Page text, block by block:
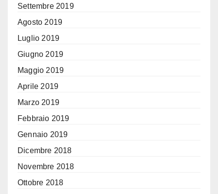
Settembre 2019
Agosto 2019
Luglio 2019
Giugno 2019
Maggio 2019
Aprile 2019
Marzo 2019
Febbraio 2019
Gennaio 2019
Dicembre 2018
Novembre 2018
Ottobre 2018